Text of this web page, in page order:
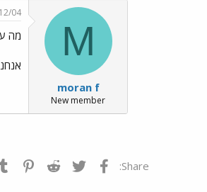
M
moran f
New member
04
מה
Share: פייסבוק Twitter
Reddit